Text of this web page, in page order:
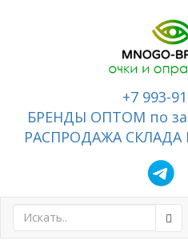
+7 993-
БРЕНДЫ ОПТОМ по
РАСПРОДАЖА